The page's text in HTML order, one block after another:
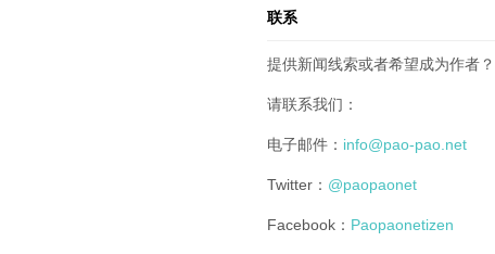
联系
提供新闻线索或者希望成为作者？
请联系我们：
电子邮件： info@pao-pao.net
Twitter： @paopaonet
Facebook： Paopaonetizen